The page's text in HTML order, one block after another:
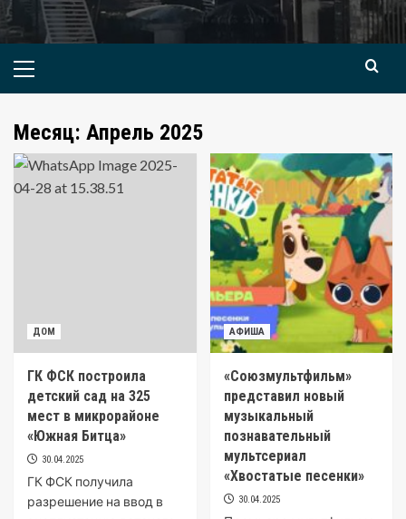
Основное
Месяц: Апрель 2025
ДОМ
ГК ФСК построила
детский сад на 325
мест в микрорайоне
«Южная Битца»
30.04.2025
ГК ФСК получила
разрешение на ввод в
АФИША
«Союзмультфильм»
представил новый
музыкальный
познавательный
мультсериал
«Хвостатые песенки»
30.04.2025